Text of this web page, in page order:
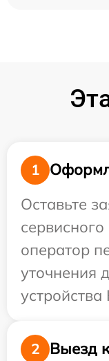
1
Оставьте
оператор
уточнения
устройства
2
Выезд